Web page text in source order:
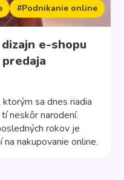
#Podnikanie online
e-shopu
sa dnes riadia
neskôr narodení.
rokov je
na nakupovanie online.